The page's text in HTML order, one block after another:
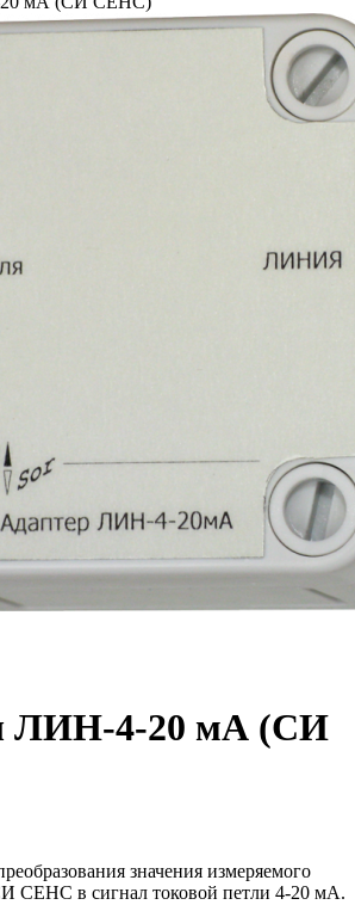
ЛИН-4-20 мА (СИ
значения измеряемого
СЕНС в сигнал токовой петли 4-20 мА.